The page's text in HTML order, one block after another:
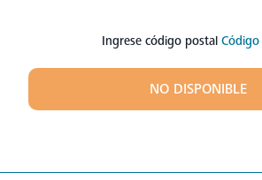
Ingrese código postal Código
NO DISPONIBLE